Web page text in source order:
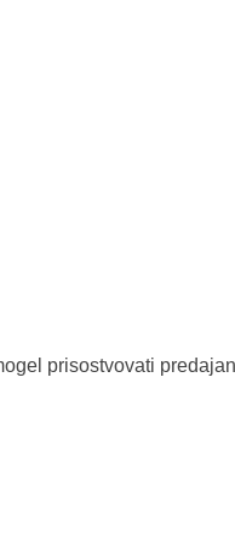
prisostvovati